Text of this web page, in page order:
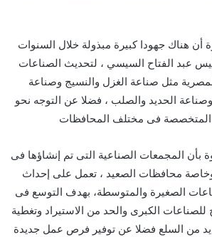
أن هناك جهودا كبيرة مبذولة خلال السنوات
عبد الفتاح السيسي ، لتحديث الصناعات
المصرية مثل صناعة الغزل والنسيج وصناعة
الحديد والصلب ، فضلا عن التوجه نحو
المتخصصة فى مختلف المحافظات
بأن المجمعات الصناعية التى تم إنشاؤها فى
وخاصة محافظات الصعيد ، تعمل على إحداث
الصغيرة والمتوسطة، بهدف التوسع فى
للصناعات الكبرى والحد من الاستيراد وتغطية
من السلع فضلا عن توفير فرص عمل جديدة